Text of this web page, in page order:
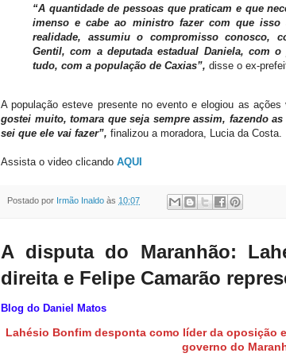
“A quantidade de pessoas que praticam e que
imenso e cabe ao ministro fazer com que
realidade, assumiu o compromisso conosco,
Gentil, com a deputada estadual Daniela, com
tudo, com a população de Caxias”, disse o ex-
A população esteve presente no evento e elogiou as ações
gostei muito, tomara que seja sempre assim, fazendo
sei que ele vai fazer”, finalizou a moradora, Lucia da Costa.
Assista o video clicando AQUI
Postado por Irmão Inaldo às 10:07
A disputa do Maranhão:
direita e Felipe Camarão
Blog do Daniel Matos
Lahésio Bonfim desponta como líder da oposição
governo do